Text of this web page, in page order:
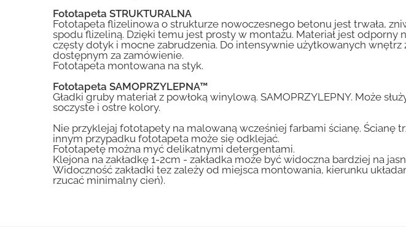
Fototapeta STRUKTURALNA
Fototapeta flizelinowa o strukturze nowoczesnego betonu jest trwała,
spodu flizeliną. Dzięki temu jest prosty w montażu. Materiał jest
częsty dotyk i mocne zabrudzenia. Do intensywnie użytkowanych
dostępnym za zamówienie.
Fototapeta montowana na styk.
Fototapeta SAMOPRZYLEPNA™
Gładki gruby materiał z powłoką winylową. SAMOPRZYLEPNY. Może
soczyste i ostre kolory.
Nie przyklejaj fototapety na malowaną wcześniej farbami ścianę. Ścianę
innym przypadku fototapeta może się odklejać.
Fototapetę można myć delikatnymi detergentami.
Klejona na zakładkę 1-2cm - zakładka może być widoczna bardziej na
Widoczność zakładki tez zależy od miejsca montowania, kierunku
rzucać minimalny cień).